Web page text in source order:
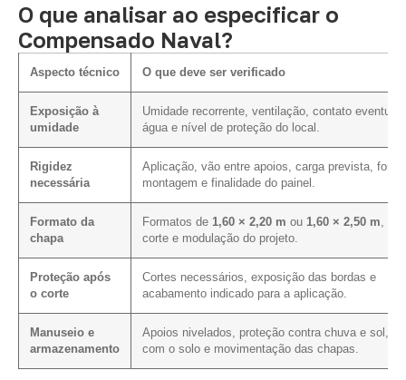
O que analisar ao especificar o
Compensado Naval?
Aspecto técnico O que deve ser verificado
Exposição à
umidade
Umidade recorrente, ventilação, contato eventual
água e nível de proteção do local.
Rigidez
necessária
Aplicação, vão entre apoios, carga prevista,
montagem e finalidade do painel.
Formato da
chapa
Formatos de 1,60 × 2,20 m ou 1,60 × 2,50 m,
corte e modulação do projeto.
Proteção após
o corte
Cortes necessários, exposição das bordas e
acabamento indicado para a aplicação.
Manuseio e
armazenamento
Apoios nivelados, proteção contra chuva e sol,
com o solo e movimentação das chapas.